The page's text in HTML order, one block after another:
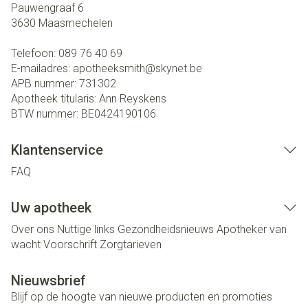
Pauwengraaf 6
3630 Maasmechelen
Telefoon: 089 76 40 69
E-mailadres: apotheeksmith@skynet.be
APB nummer: 731302
Apotheek titularis: Ann Reyskens
BTW nummer: BE0424190106
Klantenservice
FAQ
Uw apotheek
Over ons Nuttige links Gezondheidsnieuws Apotheker van
wacht Voorschrift Zorgtarieven
Nieuwsbrief
Blijf op de hoogte van nieuwe producten en promoties